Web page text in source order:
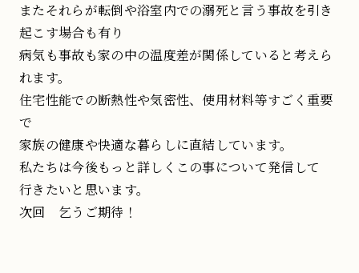
またそれらが転倒や浴室内での溺死と言う事故を引き
起こす場合も有り
病気も事故も家の中の温度差が関係していると考えら
れます。
住宅性能での断熱性や気密性、使用材料等すごく重要
で
家族の健康や快適な暮らしに直結しています。
私たちは今後もっと詳しくこの事について発信して
行きたいと思います。
次回 乞うご期待！